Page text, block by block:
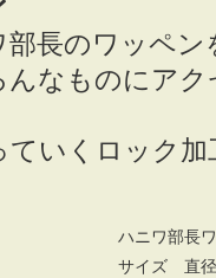
長のワッペン
なものにアク
ていくロック
ハニワ部長
サイズ 直